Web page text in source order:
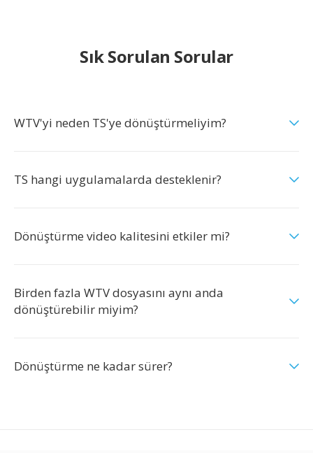
Sık Sorulan Sorular
WTV'yi neden TS'ye dönüştürmeliyim?
TS hangi uygulamalarda desteklenir?
Dönüştürme video kalitesini etkiler mi?
Birden fazla WTV dosyasını aynı anda
dönüştürebilir miyim?
Dönüştürme ne kadar sürer?